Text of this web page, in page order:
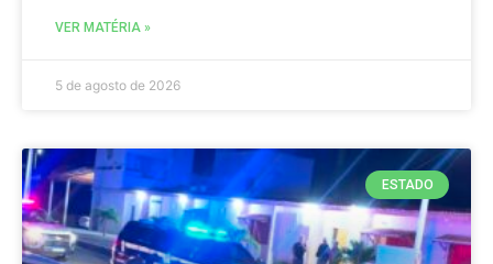
VER MATÉRIA »
5 de agosto de 2026
ESTADO